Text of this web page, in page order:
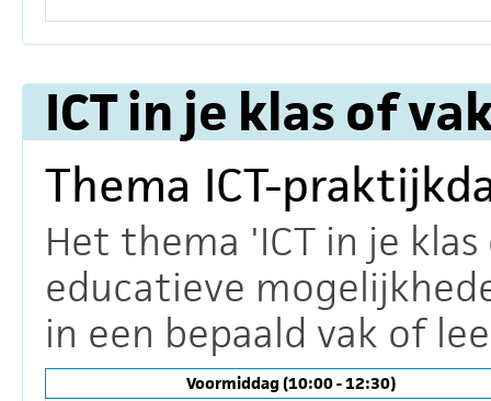
ICT in je klas of
Thema ICT-
Het thema 'ICT in je
educatieve
in een bepaald vak of
Voormiddag (10:00 - 12:30)